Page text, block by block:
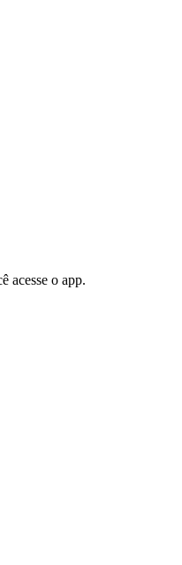
acesse o app.